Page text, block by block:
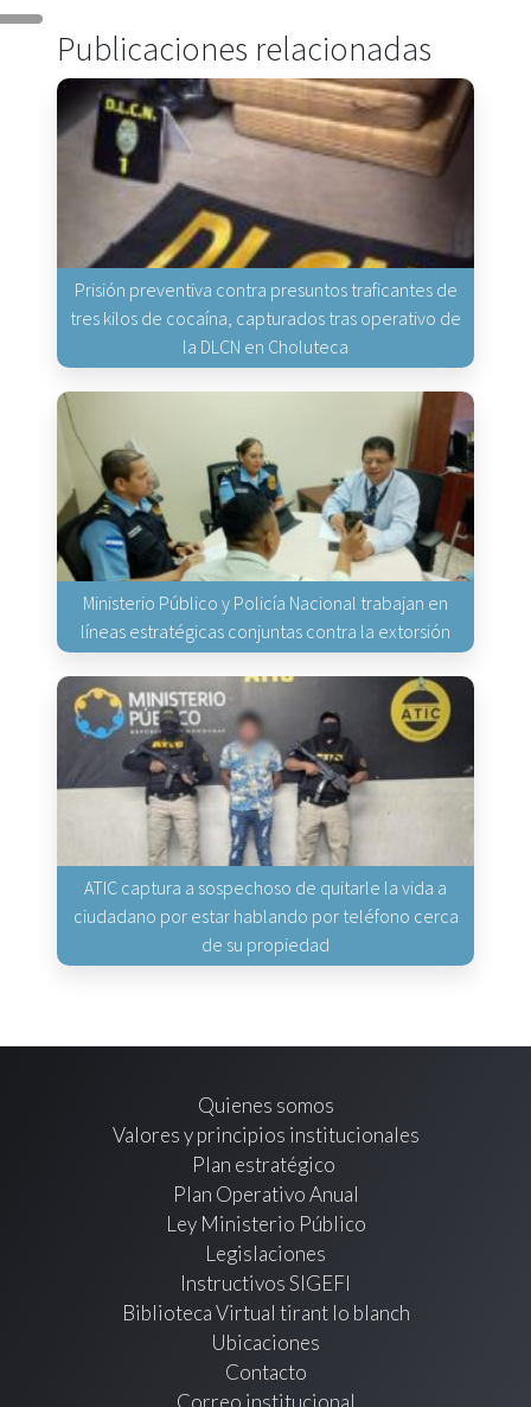
Publicaciones relacionadas
Prisión preventiva contra presuntos traficantes de
tres kilos de cocaína, capturados tras operativo de
la DLCN en Choluteca
Ministerio Público y Policía Nacional trabajan en
líneas estratégicas conjuntas contra la extorsión
ATIC captura a sospechoso de quitarle la vida a
ciudadano por estar hablando por teléfono cerca
de su propiedad
Quienes somos
Valores y principios institucionales
Plan estratégico
Plan Operativo Anual
Ley Ministerio Público
Legislaciones
Instructivos SIGEFI
Biblioteca Virtual tirant lo blanch
Ubicaciones
Contacto